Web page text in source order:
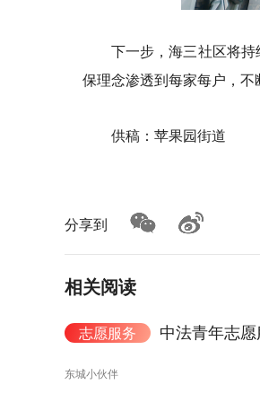
下一步，海三社区将
保理念渗透到每家每户，不
供稿：苹果园街道
分享到
相关阅读
志愿服务 中法青年志
东城小伙伴